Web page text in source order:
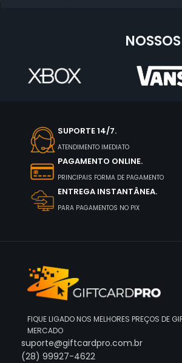
SUPORTE 14/7.
ATENDIMENTO IMEDIATO
PAGAMENTO ONLINE.
PRINCIPAIS FORMA DE PAGAMENTO
ENTREGA INSTANTÂNEA.
PARA PAGAMENTOS NO PIX
FIQUE LIGADO NOS MELHORES PREÇOS DE
MERCADO
suporte@giftcardpro.com.br
(28) 99927-4622